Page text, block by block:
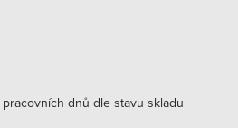
dnů dle stavu skladu